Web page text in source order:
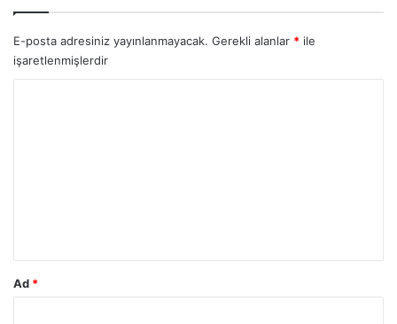
k
a
m
d
ü
,
a
l
a
E-posta adresiniz yayınlanmayacak. Gerekli alanlar * ile
işaretlenmişlerdir
Ad *